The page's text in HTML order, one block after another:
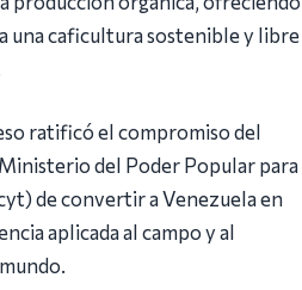
una caficultura sostenible y libre
ratificó el compromiso del
del Poder Popular para
de convertir a Venezuela en
aplicada al campo y al